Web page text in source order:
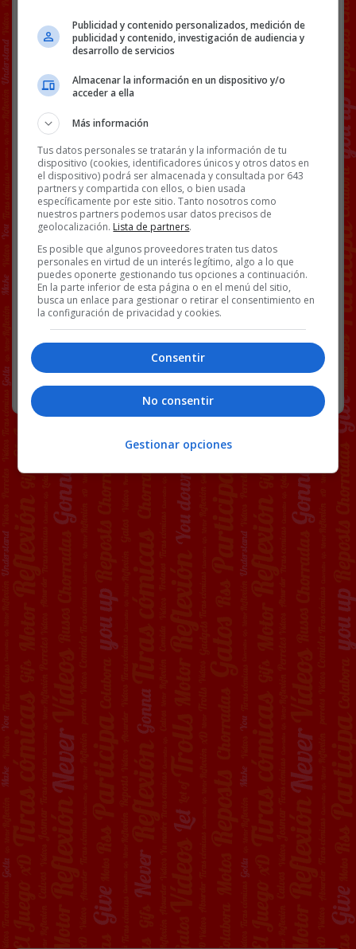
carguen a otros te indigna…para ti el problema
no es que se carguen a gente, el problema es
población, los derechos humanos tienen que estar
siempre por encima de las ideologías. Que un
partido haga mofa de la muerte de un rival, abre
la puerta a que sus rivales hagan lo mismo. Y
sospecho que no les hará mucha gracia cuando
suceda.
IUMadridCentroenviado porLachicadel2cv
Facebook
Twitter
WhatsApp
GmailCopy
Link
BS18 IU POLÍTICA TWITTER
Publicidad y contenido personalizados, medición de
publicidad y contenido, investigación de audiencia y
desarrollo de servicios
Almacenar la información en un dispositivo y/o
acceder a ella
Más información
Tus datos personales se tratarán y la información de tu
dispositivo (cookies, identificadores únicos y otros datos en
el dispositivo) podrá ser almacenada y consultada por 643
partners y compartida con ellos, o bien usada
específicamente por este sitio. Tanto nosotros como
nuestros partners podemos usar datos precisos de
geolocalización. Lista de partners.
Es posible que algunos proveedores traten tus datos
personales en virtud de un interés legítimo, algo a lo que
puedes oponerte gestionando tus opciones a continuación.
En la parte inferior de esta página o en el menú del sitio,
busca un enlace para gestionar o retirar el consentimiento en
la configuración de privacidad y cookies.
Consentir
No consentir
Gestionar opciones